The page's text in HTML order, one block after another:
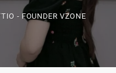
- FOUNDER VZONE